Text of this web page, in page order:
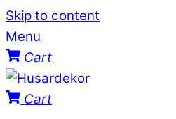
Skip to content
Menu
Cart
Cart